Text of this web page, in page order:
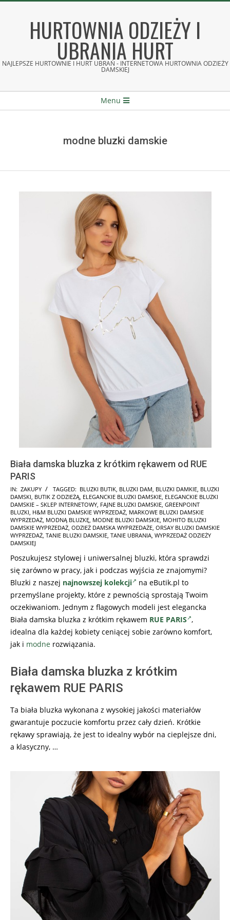
HURTOWNIA ODZIEŻY I
UBRANIA HURT
NAJLEPSZE HURTOWNIE I HURT UBRAŃ - INTERNETOWA HURTOWNIA ODZIEŻY
DAMSKIEJ
Menu
modne bluzki damskie
Biała damska bluzka z krótkim rękawem od RUE
PARIS
2025-
12-
04
IN: ZAKUPY TAGGED: BLUZKI BUTIK, BLUZKI DAM, BLUZKI DAMKIE, BLUZKI
DAMSKI, BUTIK Z ODZIEŻĄ, ELEGANCKIE BLUZKI DAMSKIE, ELEGANCKIE BLUZKI
DAMSKIE – SKLEP INTERNETOWY, FAJNE BLUZKI DAMSKIE, GREENPOINT
BLUZKI, H&M BLUZKI DAMSKIE WYPRZEDAŻ, MARKOWE BLUZKI DAMSKIE
WYPRZEDAŻ, MODNĄ BLUZKĘ, MODNE BLUZKI DAMSKIE, MOHITO BLUZKI
DAMSKIE WYPRZEDAŻ, ODZIEŻ DAMSKA WYPRZEDAŻE, ORSAY BLUZKI DAMSKIE
WYPRZEDAŻ, TANIE BLUZKI DAMSKIE, TANIE UBRANIA, WYPRZEDAŻ ODZIEŻY
DAMSKIEJ
Poszukujesz stylowej i uniwersalnej bluzki, która sprawdzi
się zarówno w pracy, jak i podczas wyjścia ze znajomymi?
Bluzki z naszej najnowszej kolekcji
na eButik.pl to
przemyślane projekty, które z pewnością sprostają Twoim
oczekiwaniom. Jednym z flagowych modeli jest elegancka
Biała damska bluzka z krótkim rękawem RUE PARIS ,
idealna dla każdej kobiety ceniącej sobie zarówno komfort,
jak i modne rozwiązania.
Biała damska bluzka z krótkim
rękawem RUE PARIS
Ta biała bluzka wykonana z wysokiej jakości materiałów
gwarantuje poczucie komfortu przez cały dzień. Krótkie
rękawy sprawiają, że jest to idealny wybór na cieplejsze dni,
a klasyczny, …